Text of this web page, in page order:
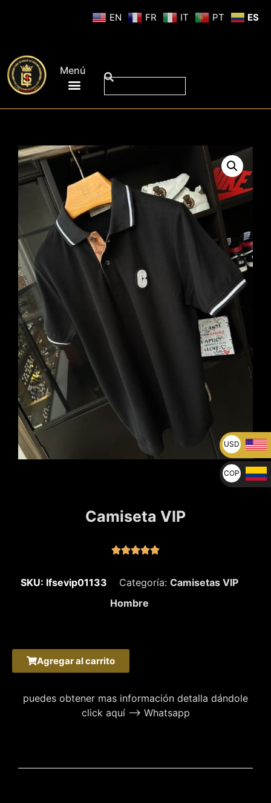
Menú
Camiseta VIP

SKU: lfsevip01133 Categoría: Camisetas VIP
Hombre
Agregar al carrito
puedes obtener mas información detalla dándole
click aquí –> Whatsapp
EN FR IT PT ES
USD
U$
COP
$